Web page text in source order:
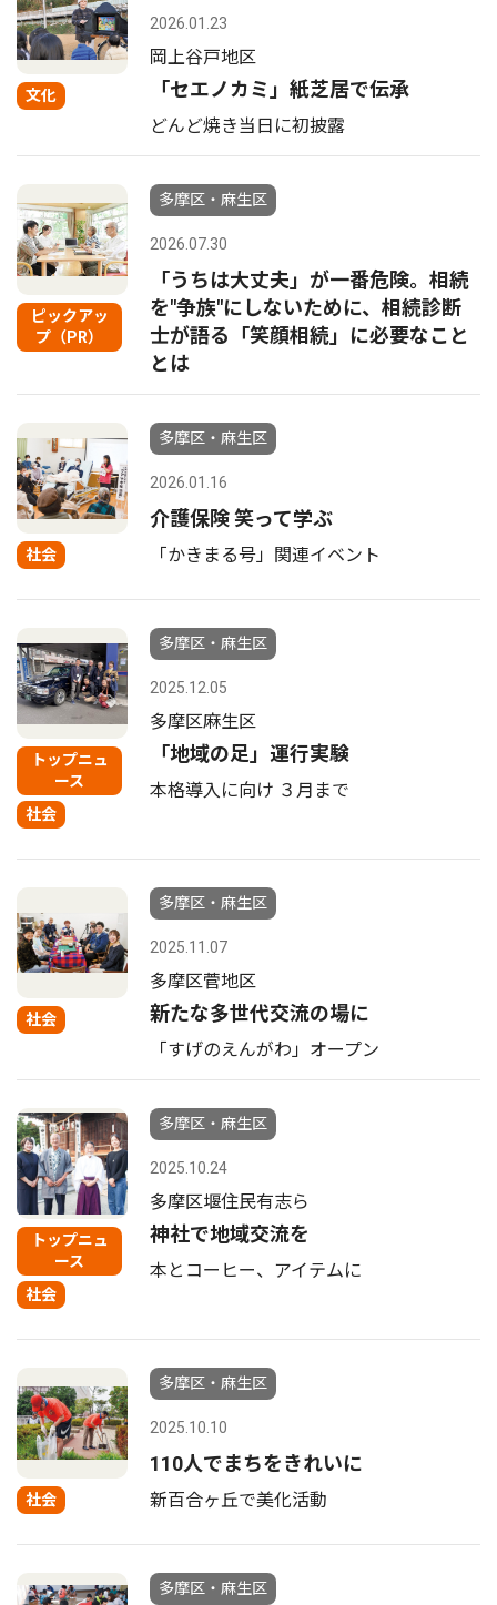
文化
2026.01.23
岡上谷戸地区
「セエノカミ」紙芝居で伝承
どんど焼き当日に初披露
ピックアッ
プ（PR）
多摩区・麻生区
2026.07.30
「うちは大丈夫」が一番危険。相続
を"争族"にしないために、相続診断
士が語る「笑顔相続」に必要なこと
とは
社会
多摩区・麻生区
2026.01.16
介護保険 笑って学ぶ
「かきまる号」関連イベント
トップニュ
ース
社会
多摩区・麻生区
2025.12.05
多摩区麻生区
「地域の足」運行実験
本格導入に向け ３月まで
社会
多摩区・麻生区
2025.11.07
多摩区菅地区
新たな多世代交流の場に
「すげのえんがわ」オープン
トップニュ
ース
社会
多摩区・麻生区
2025.10.24
多摩区堰住民有志ら
神社で地域交流を
本とコーヒー、アイテムに
社会
多摩区・麻生区
2025.10.10
110人でまちをきれいに
新百合ヶ丘で美化活動
多摩区・麻生区